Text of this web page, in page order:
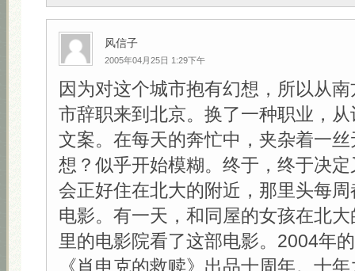
风信子
2005年04月25日 1:29下午
因为对这个城市抱有幻想，所以从
市辞职来到北京。换了一种职业，
文案。在每天的奔忙中，夹杂着一
想？似乎开始模糊。终于，终于决
会正好住在北大的附近，那里头每
电影。有一天，和同屋的女孩在北
里的电影院看了这部电影。2004年
《肖申克的救赎》出品十周年。十